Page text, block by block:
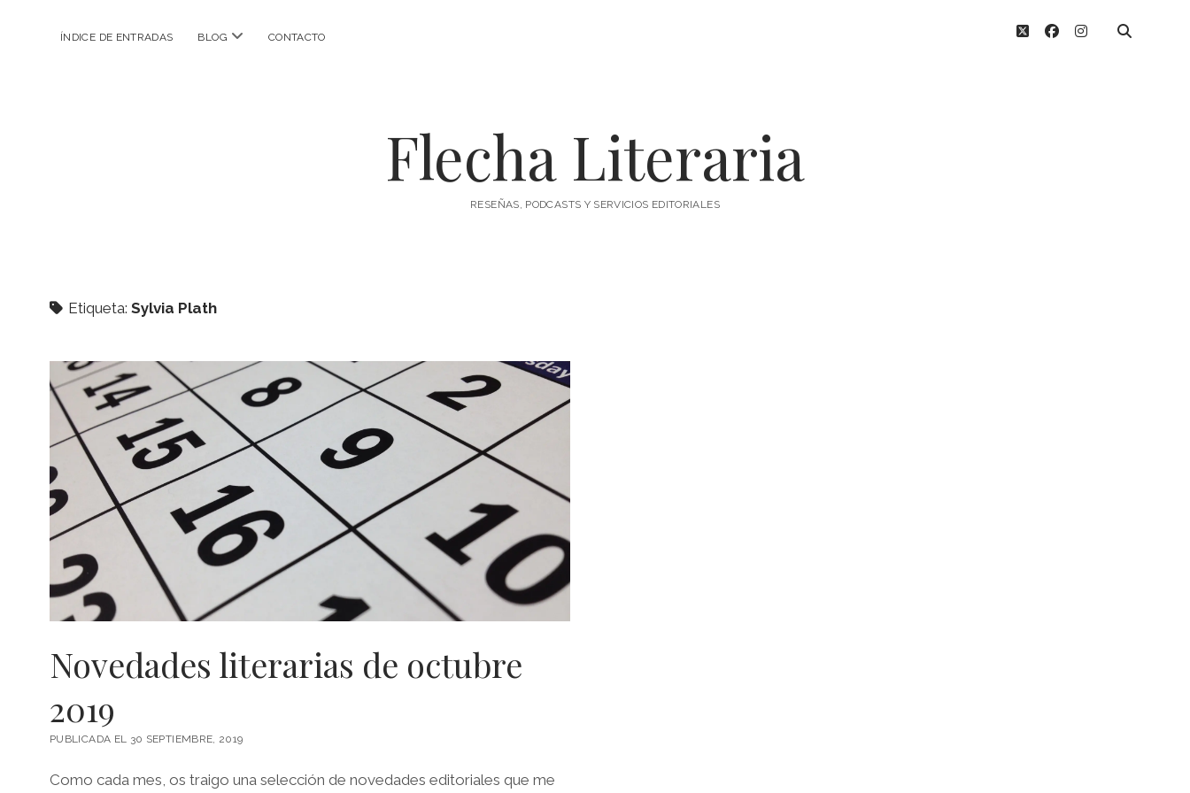
ÍNDICE DE ENTRADAS BLOG abrir
CONTACTO twitterfacebook
instagram
Flecha Literaria
RESEÑAS, PODCASTS Y SERVICIOS EDITORIALES
Etiqueta: Sylvia Plath
Novedades literarias de octubre
2019
PUBLICADA EL 30 SEPTIEMBRE, 2019
Como cada mes, os traigo una selección de novedades editoriales que me